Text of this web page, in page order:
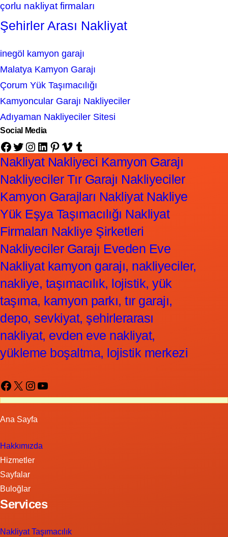
çorlu nakliyat firmaları
Şehirler Arası Nakliyat
inegöl kamyon garajı
Malatya Kamyon Garajı
Çorum Yük Taşımacılığı
Kamyoncular Garajı Nakliyeciler
Adıyaman Nakliyeciler Sitesi
Social Media
Facebook Twitter Instagram LinkedIn Pinterest Vimeo Tumblr
Nakliyat Nakliyeci Kamyon Garajı
Nakliyeciler Tır Garajı Nakliyeciler
Kamyon Garajları Nakliyat Nakliye
Yük Eşya Taşımacılığı Nakliyat
Firmaları Nakliye Şirketleri
Nakliyeciler Garajı Eveden Eve
Nakliyat kamyon garajı, nakliyeciler,
nakliye, taşımacılık, lojistik, yük
taşıma, kamyon parkı, tır garajı,
depo, sevkiyat, şehirlerarası
nakliyat, evden eve nakliyat,
yükleme boşaltma, lojistik merkezi
Facebook X Instagram YouTube
Ana Sayfa
Hakkımızda
Hizmetler
Sayfalar
Buloğlar
Services
Nakliyat Taşımacılık